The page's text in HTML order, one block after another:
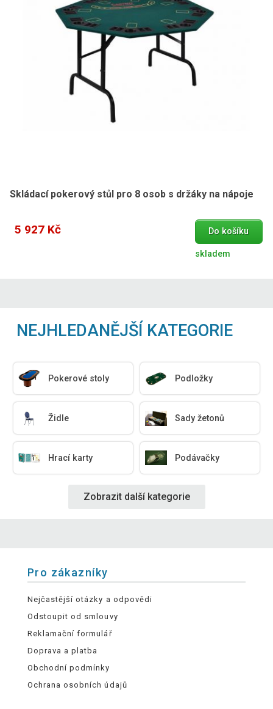
Skládací pokerový stůl pro 8 osob s držáky na nápoje
5 927 Kč Do košíku
skladem
NEJHLEDANĚJŠÍ KATEGORIE
Pokerové stoly Podložky
Židle Sady žetonů
Hrací karty Podávačky
Zobrazit další kategorie
Pro zákazníky
Nejčastější otázky a odpovědi
Odstoupit od smlouvy
Reklamační formulář
Doprava a platba
Obchodní podmínky
Ochrana osobních údajů